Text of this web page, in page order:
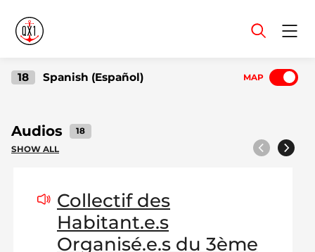
18 Spanish (Español) MAP
Audios
18
SHOW ALL
Collectif des
Habitant.e.s
Organisé.e.s du 3ème